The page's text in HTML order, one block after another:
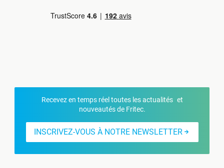
Recevez en temps réel toutes les actualités et
nouveautés de Fritec.
INSCRIVEZ-VOUS À NOTRE NEWSLETTER